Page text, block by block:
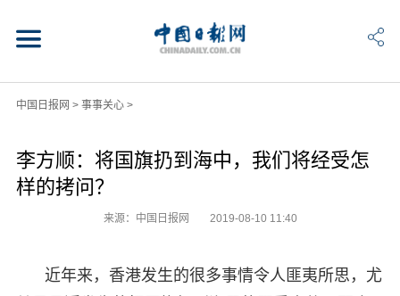
中国日报网 > 事事关心>
李方顺：将国旗扔到海中，我们将经受怎
样的拷问？
来源：中国日报网 2019-08-10 11:40
近年来，香港发生的很多事情令人匪夷所思，尤